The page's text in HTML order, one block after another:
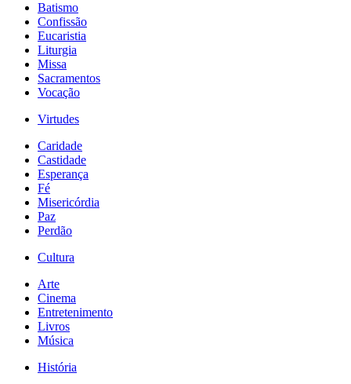
Batismo
Confissão
Eucaristia
Liturgia
Missa
Sacramentos
Vocação
Virtudes
Caridade
Castidade
Esperança
Fé
Misericórdia
Paz
Perdão
Cultura
Arte
Cinema
Entretenimento
Livros
Música
História